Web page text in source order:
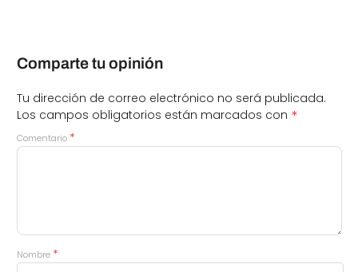
Comparte tu opinión
Tu dirección de correo electrónico no será publicada.
Los campos obligatorios están marcados con *
Comentario *
Nombre *